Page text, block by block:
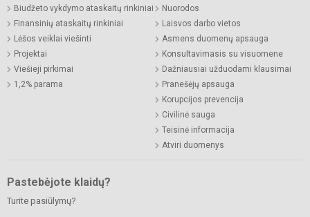
Biudžeto vykdymo ataskaitų rinkiniai
Finansinių ataskaitų rinkiniai
Lėšos veiklai viešinti
Projektai
Viešieji pirkimai
1,2% parama
Nuorodos
Laisvos darbo vietos
Asmens duomenų apsauga
Konsultavimasis su visuomene
Dažniausiai užduodami klausimai
Pranešėjų apsauga
Korupcijos prevencija
Civilinė sauga
Teisinė informacija
Atviri duomenys
Pastebėjote klaidų?
Turite pasiūlymų?